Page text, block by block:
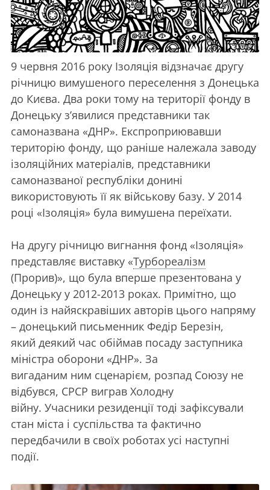
9 червня 2016 року Ізоляція відзначає другу
річницю вимушеного переселення з Донецька
до Києва. Два роки тому на території фонду в
Донецьку з’явилися представники так
самоназвана «ДНР». Експроприювавши
територію фонду, що раніше належала заводу
ізоляційних матеріалів, представники
самоназваної республіки донині
використовують її як військову базу. У 2014
році «Ізоляція» була вимушена переїхати.
На другу річницю вигнання фонд «Ізоляція»
представляє виставку «Турбореалізм
(Прорив)», що була вперше презентована у
Донецьку у 2012-2013 роках. Примітно, що
один із найяскравіших авторів цього напряму
– донецький письменник Федір Березін,
який деякий час обіймав посаду заступника
міністра оборони «ДНР». За
вигаданим ним сценарієм, розпад Союзу не
відбувся, СРСР виграв Холодну
війну. Учасники резиденції тоді зафіксували
стан міста і суспільства та фактично
передбачили в своїх роботах усі наступні
події.